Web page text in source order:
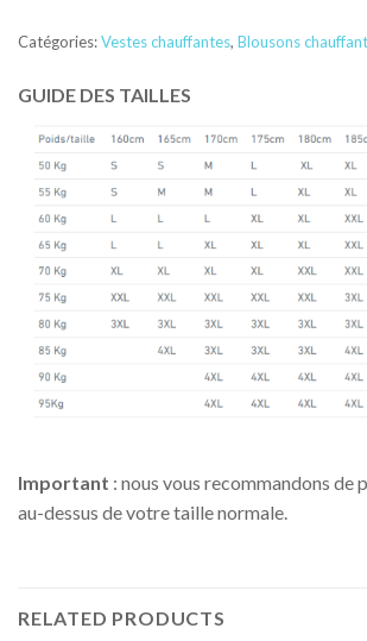
Catégories:Vestes chauffantes, Blousons
GUIDE DES TAILLES
Important : nous vous recommandons de
au-dessus de votre taille normale.
RELATED PRODUCTS